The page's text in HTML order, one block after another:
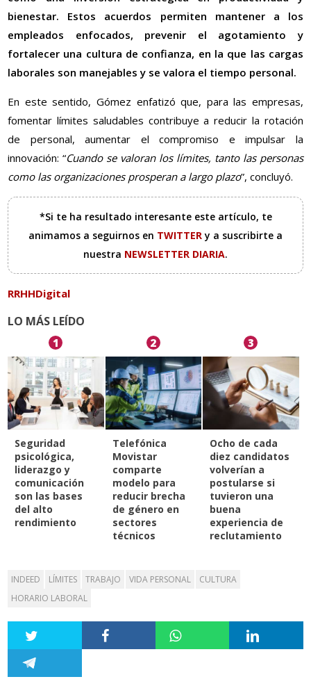
bienestar. Estos acuerdos permiten mantener a los
empleados enfocados, prevenir el agotamiento y
fortalecer una cultura de confianza, en la que las cargas
laborales son manejables y se valora el tiempo personal.
En este sentido, Gómez enfatizó que, para las empresas,
fomentar límites saludables contribuye a reducir la rotación
de personal, aumentar el compromiso e impulsar la
innovación: “Cuando se valoran los límites, tanto las personas
como las organizaciones prosperan a largo plazo”, concluyó.
*Si te ha resultado interesante este artículo, te
animamos a seguirnos en TWITTERy a suscribirte a
nuestra NEWSLETTER DIARIA.
RRHHDigital
LO MÁS LEÍDO
1
Seguridad
psicológica,
liderazgo y
comunicación
son las bases
del alto
rendimiento
2
Telefónica
Movistar
comparte
modelo para
reducir brecha
de género en
sectores
técnicos
3
Ocho de cada
diez candidatos
volverían a
postularse si
tuvieron una
buena
experiencia de
reclutamiento
INDEED LÍMITES TRABAJO VIDA PERSONAL
CULTURA
HORARIO LABORAL